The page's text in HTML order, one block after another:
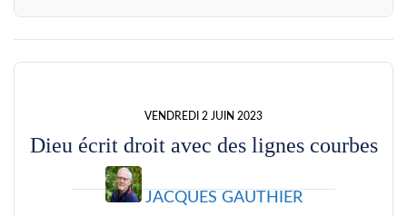
VENDREDI 2 JUIN 2023
Dieu écrit droit avec des lignes courbes
JACQUES GAUTHIER